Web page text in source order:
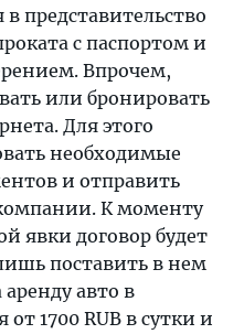
представительство
с паспортом и
Впрочем,
или бронировать
Для этого
необходимые
и отправить
К моменту
явки договор будет
поставить в нем
авто в
1700 RUB в сутки и